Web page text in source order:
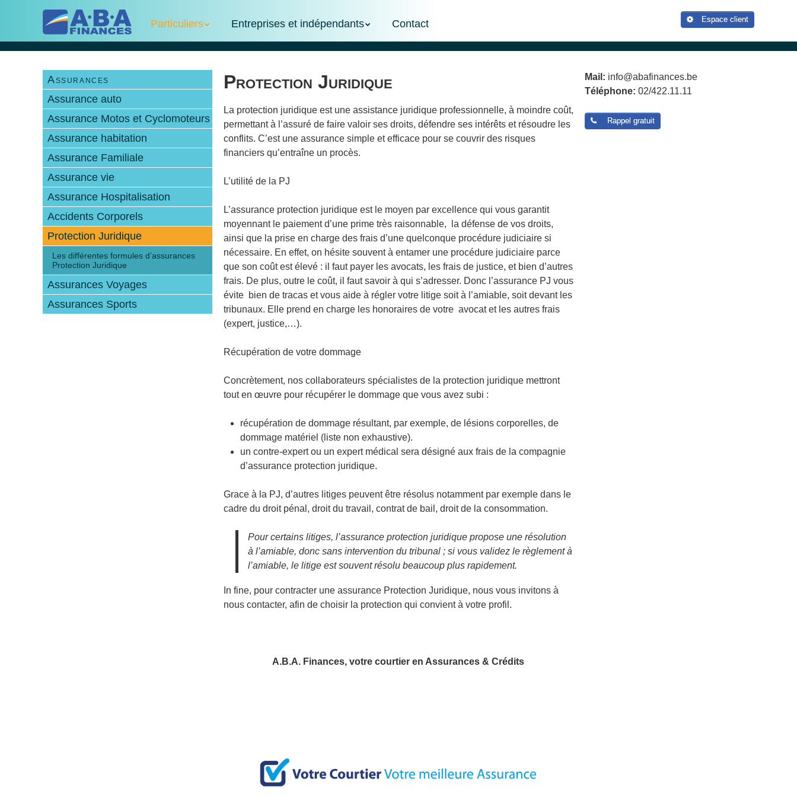
content
Skip to content
Menu
Particuliers Entreprises et indépendants Contact Espace client
Assurances
Assurance auto
Assurance Motos et Cyclomoteurs
Assurance habitation
Assurance Familiale
Assurance vie
Assurance Hospitalisation
Accidents Corporels
Protection Juridique
Les différentes formules d’assurances
Protection Juridique
Assurances Voyages
Assurances Sports
Protection Juridique
La protection juridique est une assistance juridique professionnelle, à moindre coût,
permettant à l’assuré de faire valoir ses droits, défendre ses intérêts et résoudre les
conflits. C’est une assurance simple et efficace pour se couvrir des risques
financiers qu’entraîne un procès.
L’utilité de la PJ
L’assurance protection juridique est le moyen par excellence qui vous garantit
moyennant le paiement d’une prime très raisonnable, la défense de vos droits,
ainsi que la prise en charge des frais d’une quelconque procédure judiciaire si
nécessaire. En effet, on hésite souvent à entamer une procédure judiciaire parce
que son coût est élevé : il faut payer les avocats, les frais de justice, et bien d’autres
frais. De plus, outre le coût, il faut savoir à qui s’adresser. Donc l’assurance PJ vous
évite bien de tracas et vous aide à régler votre litige soit à l’amiable, soit devant les
tribunaux. Elle prend en charge les honoraires de votre avocat et les autres frais
(expert, justice,…).
Récupération de votre dommage
Concrètement, nos collaborateurs spécialistes de la protection juridique mettront
tout en œuvre pour récupérer le dommage que vous avez subi :
récupération de dommage résultant, par exemple, de lésions corporelles, de
dommage matériel (liste non exhaustive).
un contre-expert ou un expert médical sera désigné aux frais de la compagnie
d’assurance protection juridique.
Grace à la PJ, d’autres litiges peuvent être résolus notamment par exemple dans le
cadre du droit pénal, droit du travail, contrat de bail, droit de la consommation.
Pour certains litiges, l’assurance protection juridique propose une résolution
à l’amiable, donc sans intervention du tribunal ; si vous validez le règlement à
l’amiable, le litige est souvent résolu beaucoup plus rapidement.
In fine, pour contracter une assurance Protection Juridique, nous vous invitons à
nous contacter, afin de choisir la protection qui convient à votre profil.
A.B.A. Finances, votre courtier en Assurances & Crédits
Mail: info@abafinances.be
Téléphone: 02/422.11.11
Rappel gratuit